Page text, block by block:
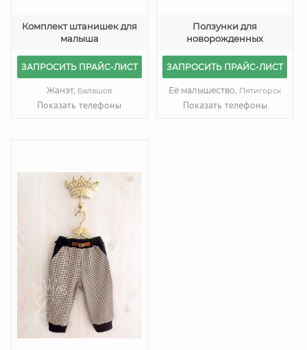
Комплект штанишек для
малыша
ЗАПРОСИТЬ ПРАЙС-ЛИСТ
Жанэт, Балашов
Показать телефоны
Ползунки для
новорожденных
ЗАПРОСИТЬ ПРАЙС-ЛИСТ
Её малышество, Пятигорск
Показать телефоны